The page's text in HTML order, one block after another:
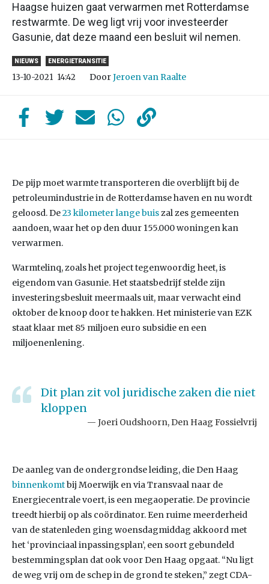
Haagse huizen gaat verwarmen met Rotterdamse
restwarmte. De weg ligt vrij voor investeerder
Gasunie, dat deze maand een besluit wil nemen.
NIEUWS ENERGIETRANSITIE
13-10-2021 14:42 DoorJeroen van Raalte
De pijp moet warmte transporteren die overblijft bij de
petroleumindustrie in de Rotterdamse haven en nu wordt
geloosd. De23 kilometer lange buiszal zes gemeenten
aandoen, waar het op den duur 155.000 woningen kan
verwarmen.
Warmtelinq, zoals het project tegenwoordig heet, is
eigendom van Gasunie. Het staatsbedrijf stelde zijn
investeringsbesluit meermaals uit, maar verwacht eind
oktober de knoop door te hakken. Het ministerie van EZK
staat klaar met 85 miljoen euro subsidie en een
miljoenenlening.
Dit plan zit vol juridische zaken die niet
kloppen
Joeri Oudshoorn, Den Haag Fossielvrij
De aanleg van de ondergrondse leiding, die Den Haag
binnenkomtbij Moerwijk en via Transvaal naar de
Energiecentrale voert, is een megaoperatie. De provincie
treedt hierbij op als coördinator. Een ruime meerderheid
van de statenleden ging woensdagmiddag akkoord met
het ‘provinciaal inpassingsplan’, een soort gebundeld
bestemmingsplan dat ook voor Den Haag opgaat. “Nu ligt
de weg vrij om de schep in de grond te steken,” zegt CDA-